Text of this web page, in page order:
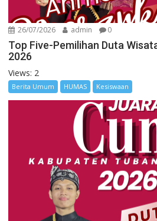
26/07/2026 admin 0
Top Five-Pemilihan Duta
2026
Views: 2
Berita Umum HUMAS Kesiswaan